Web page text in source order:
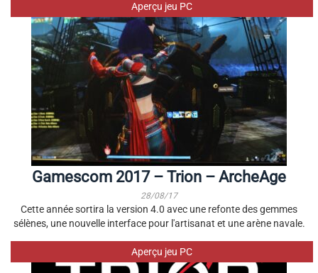
Aperçu jeu PC
Gamescom 2017 – Trion – ArcheAge
28/08/17
Cette année sortira la version 4.0 avec une refonte des gemmes
sélènes, une nouvelle interface pour l'artisanat et une arène navale.
Aperçu jeu PC